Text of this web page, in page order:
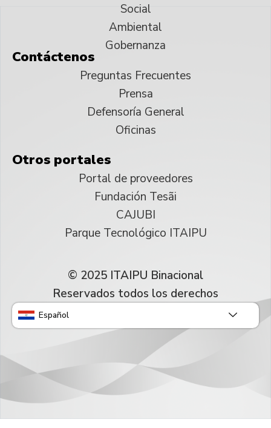
Social
Ambiental
Gobernanza
Contáctenos
Preguntas Frecuentes
Prensa
Defensoría General
Oficinas
Otros portales
Portal de proveedores
Fundación Tesãi
CAJUBI
Parque Tecnológico ITAIPU
© 2025 ITAIPU Binacional
Reservados todos los derechos
Español